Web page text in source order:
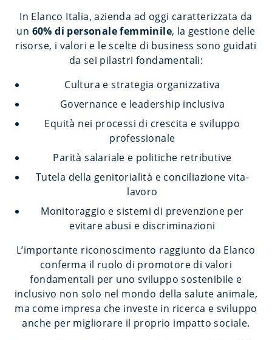
In Elanco Italia, azienda ad oggi caratterizzata da
un 60% di personale femminile, la gestione delle
risorse, i valori e le scelte di business sono guidati
da sei pilastri fondamentali:
Cultura e strategia organizzativa
Governance e leadership inclusiva
Equità nei processi di crescita e sviluppo
professionale
Parità salariale e politiche retributive
Tutela della genitorialità e conciliazione vita-
lavoro
Monitoraggio e sistemi di prevenzione per
evitare abusi e discriminazioni
L’importante riconoscimento raggiunto da Elanco
conferma il ruolo di promotore di valori
fondamentali per uno sviluppo sostenibile e
inclusivo non solo nel mondo della salute animale,
ma come impresa che investe in ricerca e sviluppo
anche per migliorare il proprio impatto sociale.